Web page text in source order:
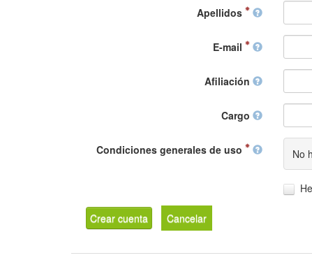
Apellidos
E-mail
Afiliación
Cargo
Condiciones generales de uso No
Crear cuenta Cancelar